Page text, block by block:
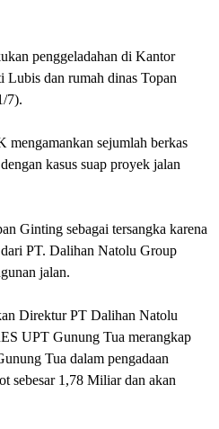
penggeladahan di Kantor
Lubis dan rumah dinas Topan
7).
mengamankan sejumlah berkas
kasus suap proyek jalan
Ginting sebagai tersangka karena
PT. Dalihan Natolu Group
jalan.
Direktur PT Dalihan Natolu
UPT Gunung Tua merangkap
Tua dalam pengadaan
sebesar 1,78 Miliar dan akan